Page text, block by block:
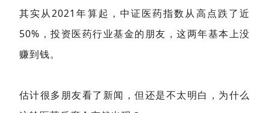
其实从2021年算起，中证医药指数从高点跌了近
50%，投资医药行业基金的朋友，这两年基本上没
赚到钱。
估计很多朋友看了新闻，但还是不太明白，为什么